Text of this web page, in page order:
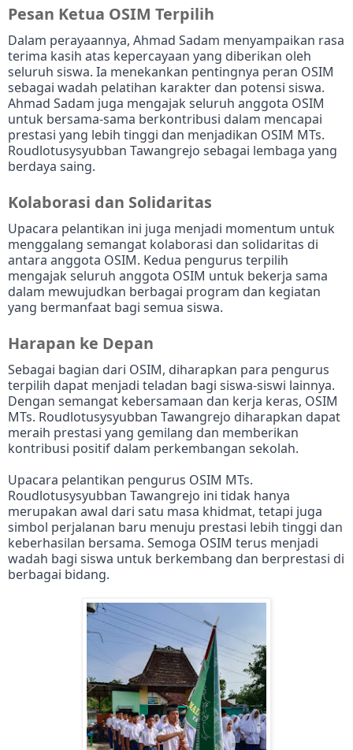
Pesan Ketua OSIM Terpilih
Dalam perayaannya, Ahmad Sadam menyampaikan rasa
terima kasih atas kepercayaan yang diberikan oleh
seluruh siswa. Ia menekankan pentingnya peran OSIM
sebagai wadah pelatihan karakter dan potensi siswa.
Ahmad Sadam juga mengajak seluruh anggota OSIM
untuk bersama-sama berkontribusi dalam mencapai
prestasi yang lebih tinggi dan menjadikan OSIM MTs.
Roudlotusysyubban Tawangrejo sebagai lembaga yang
berdaya saing.
Kolaborasi dan Solidaritas
Upacara pelantikan ini juga menjadi momentum untuk
menggalang semangat kolaborasi dan solidaritas di
antara anggota OSIM. Kedua pengurus terpilih
mengajak seluruh anggota OSIM untuk bekerja sama
dalam mewujudkan berbagai program dan kegiatan
yang bermanfaat bagi semua siswa.
Harapan ke Depan
Sebagai bagian dari OSIM, diharapkan para pengurus
terpilih dapat menjadi teladan bagi siswa-siswi lainnya.
Dengan semangat kebersamaan dan kerja keras, OSIM
MTs. Roudlotusysyubban Tawangrejo diharapkan dapat
meraih prestasi yang gemilang dan memberikan
kontribusi positif dalam perkembangan sekolah.
Upacara pelantikan pengurus OSIM MTs.
Roudlotusysyubban Tawangrejo ini tidak hanya
merupakan awal dari satu masa khidmat, tetapi juga
simbol perjalanan baru menuju prestasi lebih tinggi dan
keberhasilan bersama. Semoga OSIM terus menjadi
wadah bagi siswa untuk berkembang dan berprestasi di
berbagai bidang.